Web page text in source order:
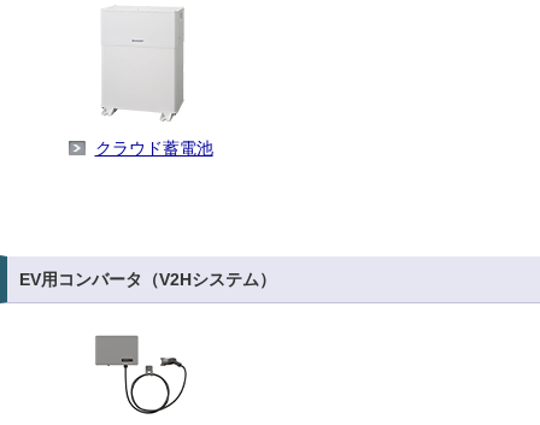
クラウド蓄電池
EV用コンバータ（V2Hシステム）